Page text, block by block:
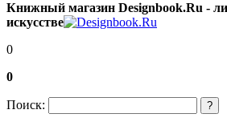
Книжный магазин Designbook.Ru -
искусстве
0
0
Поиск: ?